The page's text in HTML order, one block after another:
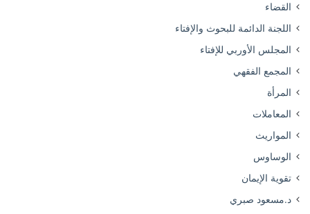
القضاء
اللجنة الدائمة للبحوث والإفتاء
المجلس الأوربي للإفتاء
المجمع الفقهي
المرأة
المعاملات
المواريث
الوساوس
تقوية الإيمان
د.مسعود صبري